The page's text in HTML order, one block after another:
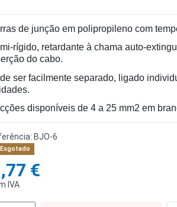
de junção em polipropileno com
rígido, retardante à chama auto-
do cabo.
ser facilmente separado, ligado
disponíveis de 4 a 25 mm2 em
BJO-6
Esgotado
€
IVA